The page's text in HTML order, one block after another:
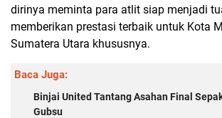
dirinya meminta para atlit siap menjadi
memberikan prestasi terbaik untuk Kota
Sumatera Utara khususnya.
Baca Juga:
Binjai United Tantang Asahan Final
Gubsu